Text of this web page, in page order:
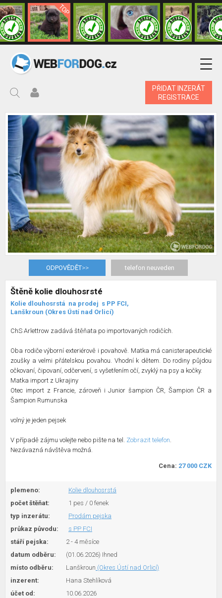
PŘIDAT INZERÁT
REGISTRACE
ODPOVĚDĚT>> telefon neuveden
Štěně kolie dlouhosrsté
Kolie dlouhosrstá na prodej s PP FCI,
Lanškroun (Okres Ústí nad Orlicí)
ChS Arlettrow zadává štěňata po importovaných rodičích.
Oba rodiče výborní exteriérově i povahově. Matka má canisterapeutické
zoušky a velmi přátelskou povahou. Vhodní k dětem. Do rodiny půjdou
očkovaní, čipovaní, odčervení, s vyšetřením očí, zvyklý na psy a kočky.
Matka import z Ukrajiny
Otec import z Francie, zároveň i Junior šampion ČR, Šampion ČR a
Šampion Rumunska
volný je jeden pejsek
V případě zájmu volejte nebo pište na tel. Zobrazit telefon.
Nezávazná návštěva možná.
Cena: 27 000 CZK
plemeno:
Kolie dlouhosrstá
počet štěňat:
1 pes / 0 fenek
typ inzerátu:
Prodám pejska
průkaz původu:
s PP FCI
stáří pejska:
2 - 4 měsíce
datum odběru:
(01.06.2026) Ihned
místo odběru:
Lanškroun (Okres Ústí nad Orlicí)
inzerent:
Hana Stehlíková
účet od:
10.06.2026